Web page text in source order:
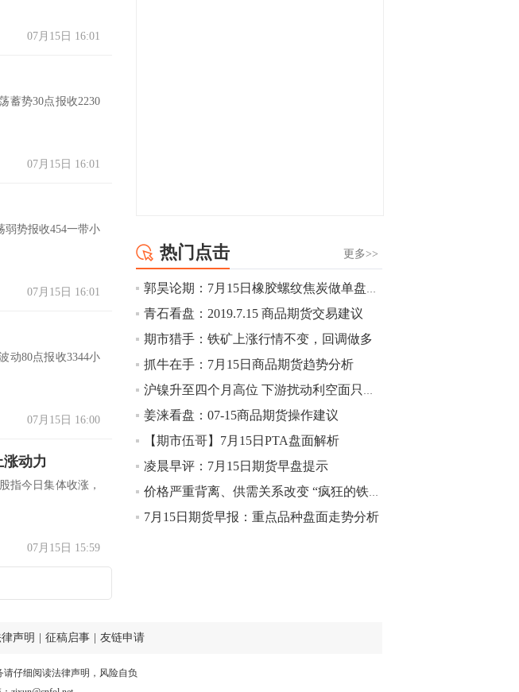
07月15日 16:01
蓄势30点报收2230
07月15日 16:01
弱势报收454一带小
07月15日 16:01
动80点报收3344小
07月15日 16:00
动力
指今日集体收涨，
07月15日 15:59
幅扩大至4.4%。
10:43
【行情】芝加哥11月大豆期货跌0.4%，12
月玉米期货跌1%。
10:43
【行情】油脂油料期货表现抢眼，豆二期
2.5%，棕榈油涨近2%，菜粕涨1.54%。
10:17
【研报精选】国内期货机构对8月5日的原
油期货走势预测
更多>>
热门点击
郭昊论期：7月15日橡胶螺纹焦炭做单盘前观点
青石看盘：2019.7.15 商品期货交易建议
期市猎手：铁矿上涨行情不变，回调做多
抓牛在手：7月15日商品期货趋势分析
沪镍升至四个月高位 下游扰动利空面只会迟到不会缺席！
姜涞看盘：07-15商品期货操作建议
【期市伍哥】7月15日PTA盘面解析
凌晨早评：7月15日期货早盘提示
价格严重背离、供需关系改变 “疯狂的铁矿石”难持续
7月15日期货早报：重点品种盘面走势分析
声明 征稿启事 友链申请
请仔细阅读法律声明 ，风险自负